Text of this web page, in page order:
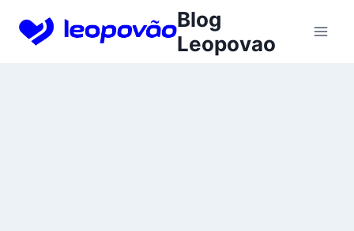
Blog
Leopovao